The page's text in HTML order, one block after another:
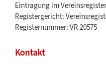
Eintragung im
Registergericht:
Registernummer: VR 20575
Kontakt